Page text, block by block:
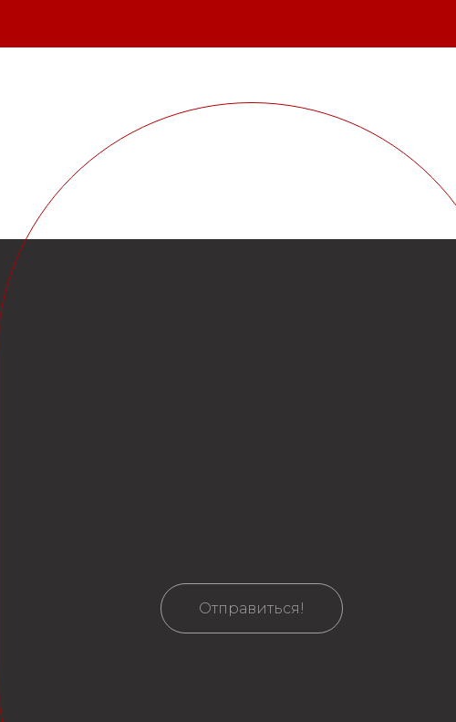
Отправиться!